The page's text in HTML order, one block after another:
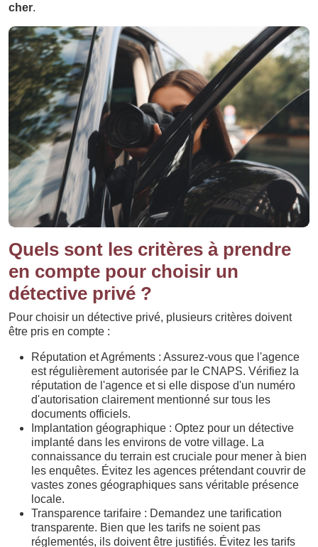
cher.
Quels sont les critères à prendre
en compte pour choisir un
détective privé ?
Pour choisir un détective privé, plusieurs critères doivent
être pris en compte :
Réputation et Agréments : Assurez-vous que l'agence
est régulièrement autorisée par le CNAPS. Vérifiez la
réputation de l'agence et si elle dispose d'un numéro
d'autorisation clairement mentionné sur tous les
documents officiels.
Implantation géographique : Optez pour un détective
implanté dans les environs de votre village. La
connaissance du terrain est cruciale pour mener à bien
les enquêtes. Évitez les agences prétendant couvrir de
vastes zones géographiques sans véritable présence
locale.
Transparence tarifaire : Demandez une tarification
transparente. Bien que les tarifs ne soient pas
réglementés, ils doivent être justifiés. Évitez les tarifs